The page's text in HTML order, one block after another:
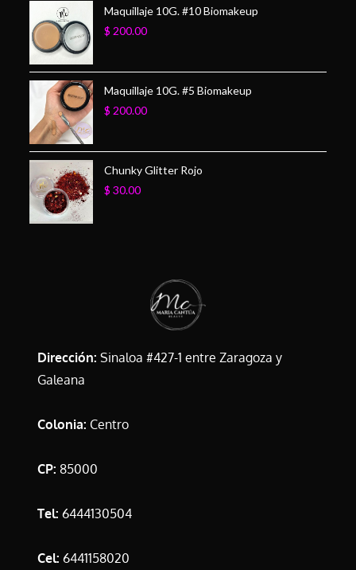
Maquillaje 10G. #10 Biomakeup
$ 200.00
Maquillaje 10G. #5 Biomakeup
$ 200.00
Chunky Glitter Rojo
$ 30.00
Dirección: Sinaloa #427-1 entre Zaragoza y
Galeana
Colonia: Centro
CP: 85000
Tel: 6444130504
Cel: 6441158020